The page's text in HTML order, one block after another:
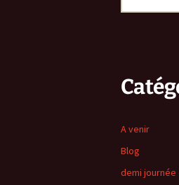
A venir
Blog
demi journée